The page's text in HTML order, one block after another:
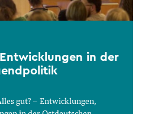
in der
gut? – Entwicklungen,